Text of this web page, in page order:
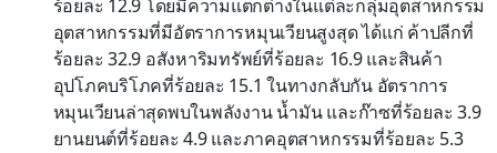
ร้อยละ 12.9 โดยมีความแตกต่างในแต่ละกลุ่มอุตสาหกรรม
อุตสาหกรรมที่มีอัตราการหมุนเวียนสูงสุด ได้แก่ ค้าปลีกที่
ร้อยละ 32.9 อสังหาริมทรัพย์ที่ร้อยละ 16.9 และสินค้า
อุปโภคบริโภคที่ร้อยละ 15.1 ในทางกลับกัน อัตราการ
หมุนเวียนล่าสุดพบในพลังงาน น้ำมัน และก๊าซที่ร้อยละ 3.9
ยานยนต์ที่ร้อยละ 4.9 และภาคอุตสาหกรรมที่ร้อยละ 5.3